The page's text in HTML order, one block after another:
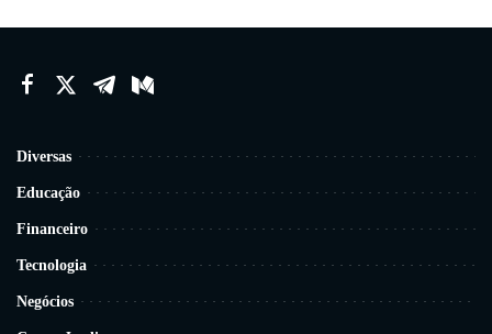
Diversas
Educação
Financeiro
Tecnologia
Negócios